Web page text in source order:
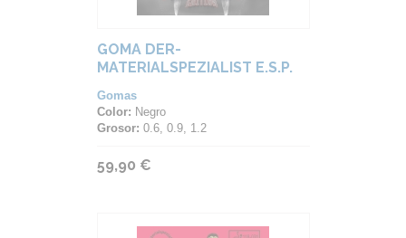
GOMA DER-
MATERIALSPEZIALIST E.S.P.
Gomas
Color: Negro
Grosor: 0.6, 0.9, 1.2
59,90 €